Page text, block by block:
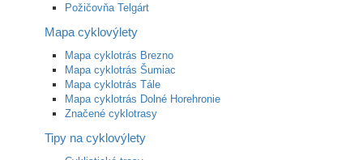
Požičovňa Telgárt
Mapa cyklovýlety
Mapa cyklotrás Brezno
Mapa cyklotrás Šumiac
Mapa cyklotrás Tále
Mapa cyklotrás Dolné Horehronie
Značené cyklotrasy
Tipy na cyklovýlety